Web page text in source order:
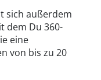
sich außerdem
dem Du 360-
eine
von bis zu 20